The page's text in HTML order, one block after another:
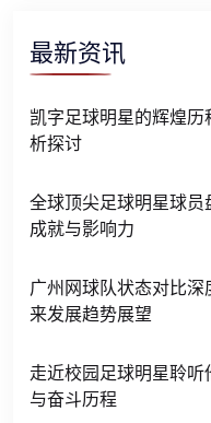
最新资讯
凯字足球明星的辉煌历
析探讨
全球顶尖足球明星球员
成就与影响力
广州网球队状态对比深
来发展趋势展望
走近校园足球明星聆听
与奋斗历程